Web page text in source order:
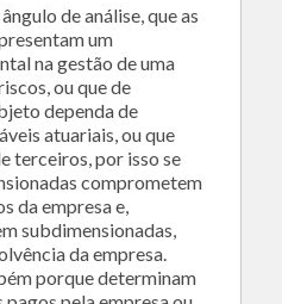
de análise, que as
um
na gestão de uma
ou que de
dependa de
atuariais, ou que
terceiros, por isso se
comprometem
da empresa e,
subdimensionadas,
da empresa.
porque determinam